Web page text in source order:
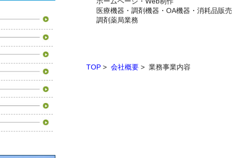
医療機器・調剤機器・OA機器・消耗品販売
調剤薬局業務
TOP > 会社概要 > 業務事業内容